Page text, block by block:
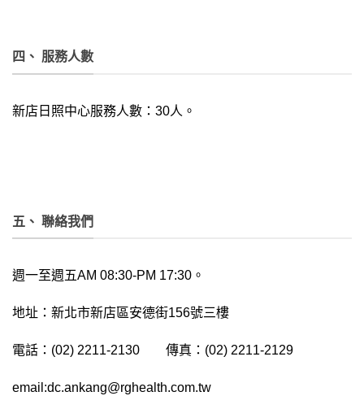
四、 服務人數
新店日照中心服務人數：30人。
五、 聯絡我們
週一至週五AM 08:30-PM 17:30。
地址：新北市新店區安德街156號三樓
電話：(02) 2211-2130 傳真：(02) 2211-2129
email:dc.ankang@rghealth.com.tw